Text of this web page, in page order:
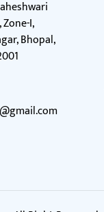
I,
Bhopal,